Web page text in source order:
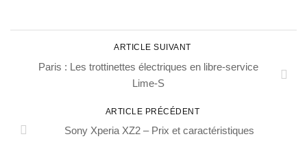
ARTICLE SUIVANT
Paris : Les trottinettes électriques en libre-service
Lime-S
ARTICLE PRÉCÉDENT
Sony Xperia XZ2 – Prix et caractéristiques